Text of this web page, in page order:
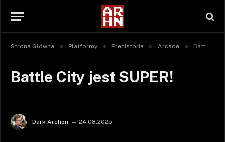
Strona Główna » Platformy » Prehistoria » Arcade » Battle City jest SUPER!
Battle City jest SUPER!
Dark Archon 24.08.2025